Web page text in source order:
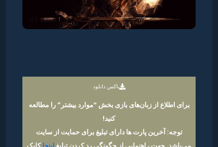
باکس دانلود
برای اطلاع از زبان‌های بازی بخش “موارد بیشتر” را مطالعه
کنید!
توجه: آخرین پارت ها دارای تبلیغ برای حمایت از سایت